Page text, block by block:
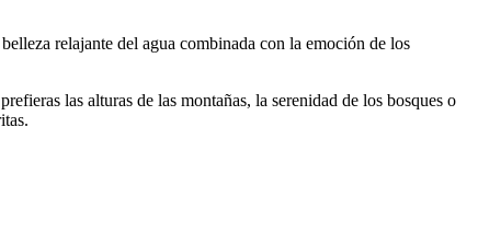
relajante del agua combinada con la emoción de los
las alturas de las montañas, la serenidad de los bosques o